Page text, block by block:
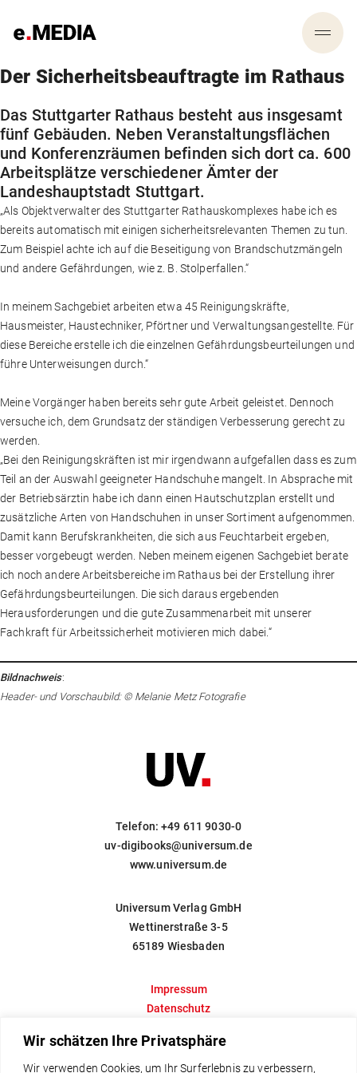
Wir schätzen Ihre Privatsphäre
Wir verwenden Cookies, um Ihr Surferlebnis zu verbessern,
Digibooks
Service
Shop
FAQ
Impressum Datenschutz
E-Mail
Passwort eingeben
Passwort vergessen?
Registrierung
E-Mail
Der Sicherheitsbeauftragte im Rathaus
Das Stuttgarter Rathaus besteht aus insgesamt
fünf Gebäuden. Neben Veranstaltungsflächen
und Konferenzräumen befinden sich dort ca. 600
Arbeitsplätze verschiedener Ämter der
Landeshauptstadt Stuttgart.
„Als Objektverwalter des Stuttgarter Rathauskomplexes habe ich es
bereits automatisch mit einigen sicherheitsrelevanten Themen zu tun.
Zum Beispiel achte ich auf die Beseitigung von Brandschutzmängeln
und andere Gefährdungen, wie z. B. Stolperfallen.“
In meinem Sachgebiet arbeiten etwa 45 Reinigungskräfte,
Hausmeister, Haustechniker, Pförtner und Verwaltungsangestellte. Für
diese Bereiche erstelle ich die einzelnen Gefährdungsbeurteilungen und
führe Unterweisungen durch.“
Meine Vorgänger haben bereits sehr gute Arbeit geleistet. Dennoch
versuche ich, dem Grundsatz der ständigen Verbesserung gerecht zu
werden.
„Bei den Reinigungskräften ist mir irgendwann aufgefallen dass es zum
Teil an der Auswahl geeigneter Handschuhe mangelt. In Absprache mit
der Betriebsärztin habe ich dann einen Hautschutzplan erstellt und
zusätzliche Arten von Handschuhen in unser Sortiment aufgenommen.
Damit kann Berufskrankheiten, die sich aus Feuchtarbeit ergeben,
besser vorgebeugt werden. Neben meinem eigenen Sachgebiet berate
ich noch andere Arbeitsbereiche im Rathaus bei der Erstellung ihrer
Gefährdungsbeurteilungen. Die sich daraus ergebenden
Herausforderungen und die gute Zusammenarbeit mit unserer
Fachkraft für Arbeitssicherheit motivieren mich dabei.“
Bildnachweis:
Header- und Vorschaubild: © Melanie Metz Fotografie
Telefon:+49 611 9030-0
uv-digibooks@universum.de
www.universum.de
Universum Verlag GmbH
Wettinerstraße 3-5
65189 Wiesbaden
Impressum
Datenschutz
Newsletter